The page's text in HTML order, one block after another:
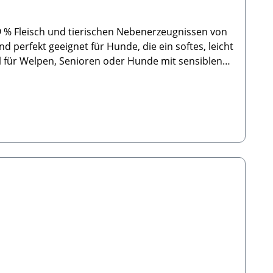
Fleisch und tierischen Nebenerzeugnissen von
perfekt geeignet für Hunde, die ein softes, leicht
Welpen, Senioren oder Hunde mit sensiblen
1 % pflanzliches GlycerinEuropäische
vollwertiges Futter handelt. Dies sind Naturelle